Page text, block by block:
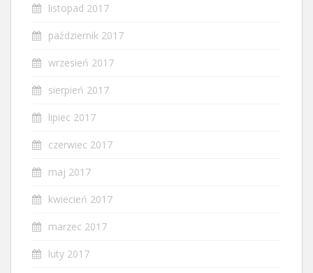
listopad 2017
październik 2017
wrzesień 2017
sierpień 2017
lipiec 2017
czerwiec 2017
maj 2017
kwiecień 2017
marzec 2017
luty 2017